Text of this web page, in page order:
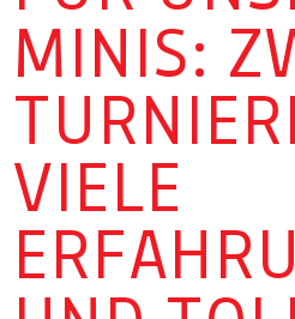
MINIS:
VIELE